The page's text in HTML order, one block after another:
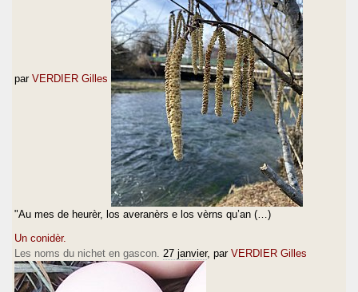
par VERDIER Gilles
"Au mes de heurèr, los averanèrs e los vèrns qu’an (…)
Un conidèr.
Les noms du nichet en gascon. 27 janvier, par VERDIER Gilles